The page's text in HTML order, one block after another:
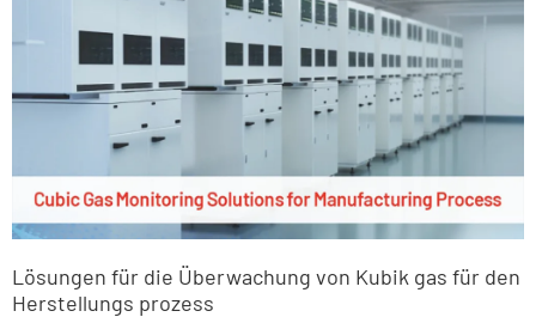
Lösungen für die Überwachung von Kubik gas für den
Herstellungs prozess